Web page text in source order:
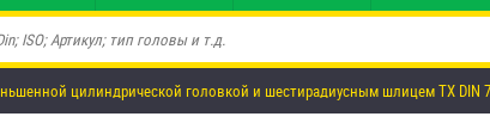
цилиндрической головкой и шестирадиусным шлицем TX DIN